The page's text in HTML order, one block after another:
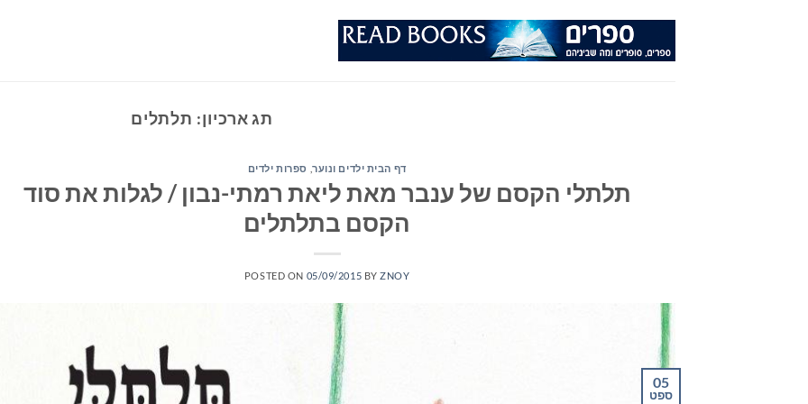
תג ארכיון: תלתלים
דף הבית ילדים ונוער, ספרות ילדים
תלתלי הקסם של ענבר מאת ליאת רמתי-נבון / לגלות את סוד
הקסם בתלתלים
POSTED ON 05/09/2015 BYZNOY
05
ספט